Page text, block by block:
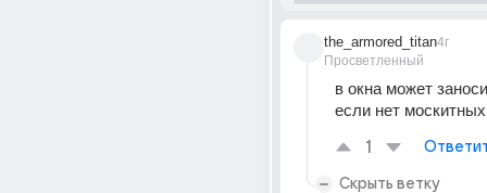
the_armored_titan
Просветленный
4г
в окна может
если нет
1
Скрыть ветку